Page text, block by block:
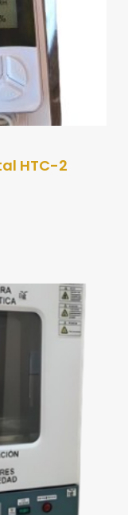
HTC-2